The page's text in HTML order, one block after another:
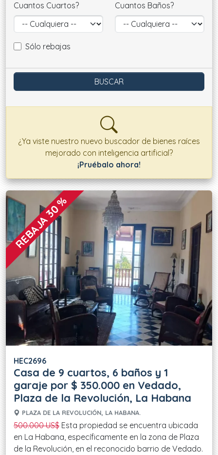
Cuantos Cuartos? Cuantos Baños?
Sólo rebajas
¿Ya viste nuestro nuevo buscador de bienes raíces
mejorado con inteligencia artificial?
¡Pruébalo ahora!
Ofertas disponibles
REBAJA 30 %
HEC2696
Casa de 9 cuartos, 6 baños y 1
garaje por $ 350.000 en Vedado,
Plaza de la Revolución, La Habana
PLAZA DE LA REVOLUCIÓN, LA HABANA.
500.000 US$ Esta propiedad se encuentra ubicada
en La Habana, específicamente en la zona de Plaza
de la Revolución, en el reconocido barrio de Vedado.